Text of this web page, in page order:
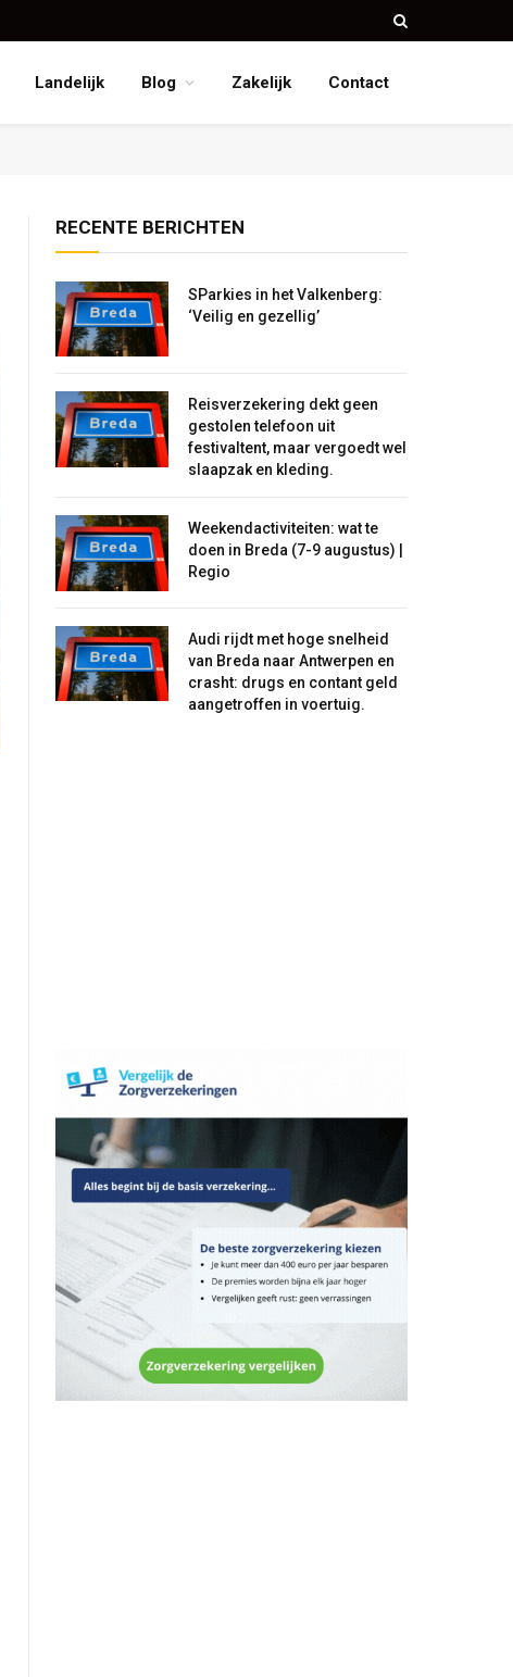
Landelijk Blog Zakelijk Contact
RECENTE BERICHTEN
SParkies in het Valkenberg:
‘Veilig en gezellig’
Reisverzekering dekt geen
gestolen telefoon uit
festivaltent, maar vergoedt wel
slaapzak en kleding.
Weekendactiviteiten: wat te
doen in Breda (7-9 augustus) |
Regio
Audi rijdt met hoge snelheid
van Breda naar Antwerpen en
crasht: drugs en contant geld
aangetroffen in voertuig.